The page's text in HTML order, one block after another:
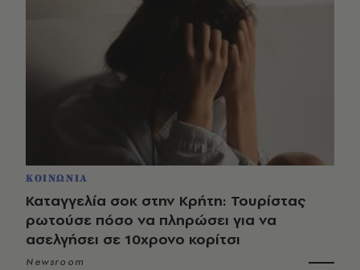
ΚΟΙΝΩΝΙΑ
Καταγγελία σοκ στην Κρήτη: Τουρίστας
ρωτούσε πόσο να πληρώσει για να
ασελγήσει σε 10χρονο κορίτσι
Newsroom